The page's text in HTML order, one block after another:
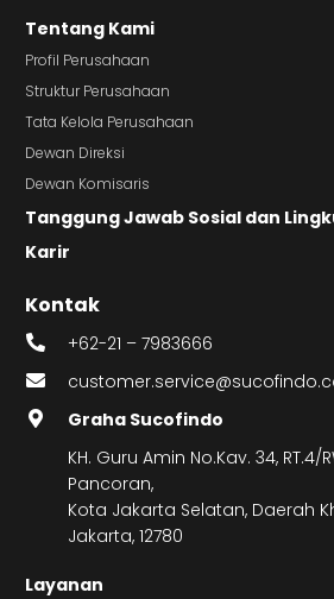
Tentang Kami
Profil Perusahaan
Struktur Perusahaan
Tata Kelola Perusahaan
Dewan Direksi
Dewan Komisaris
Tanggung Jawab Sosial dan
Karir
Kontak
+62-21 – 7983666
Graha Sucofindo
KH. Guru Amin No.Kav. 34, RT.4/
Pancoran,
Kota Jakarta Selatan, Daerah
Jakarta, 12780
Layanan